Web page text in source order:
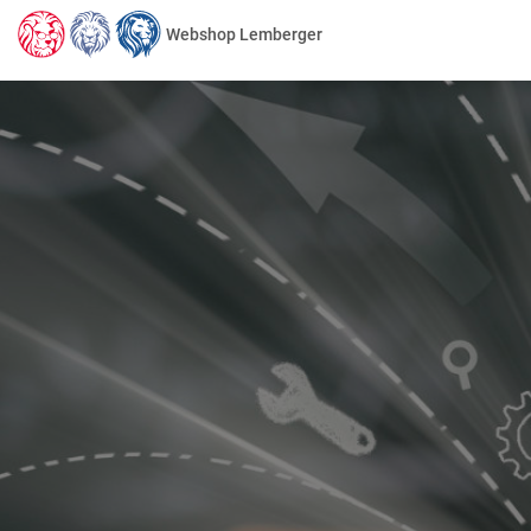
Webshop Lemberger